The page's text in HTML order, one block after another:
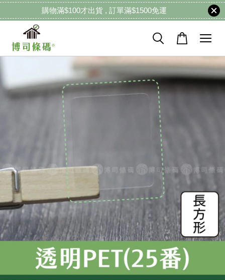
購物滿$100才出貨 , 訂單滿$1500免運